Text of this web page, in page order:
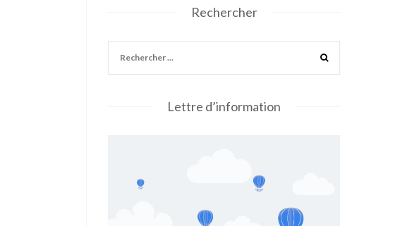
Rechercher
Lettre d’information